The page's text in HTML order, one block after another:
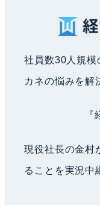
社員数30人規模
カネの悩みを解
現役社長の金村
ることを実況中